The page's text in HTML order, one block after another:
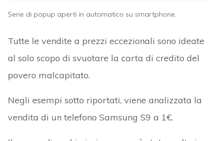
Serie di popup aperti in automatico su smartphone.
Tutte le vendite a prezzi eccezionali sono ideate
al solo scopo di svuotare la carta di credito del
povero malcapitato.
Negli esempi sotto riportati, viene analizzata la
vendita di un telefono Samsung S9 a 1€.